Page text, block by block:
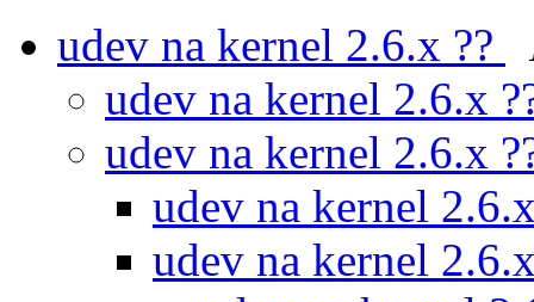
udev na kernel 2.6.x ??
udev na kernel 2.6.x
udev na kernel 2.6.x
udev na kernel
udev na kernel